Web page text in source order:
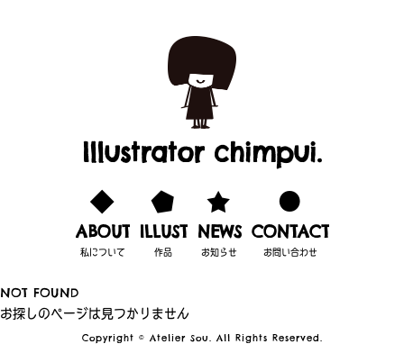
Illustrator chimpui.
ABOUT
私について
ILLUST
作品
NEWS
お知らせ
CONTACT
お問い合わせ
NOT FOUND
お探しのページは見つかりません
Copyright © Atelier Sou. All Rights Reserved.